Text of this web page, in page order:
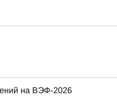
на ВЭФ-2026